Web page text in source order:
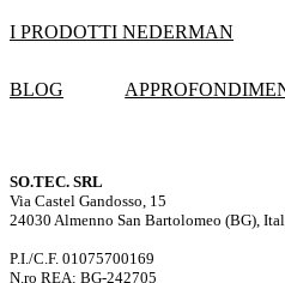
I PRODOTTI NEDERMAN
BLOG
SO.TEC. SRL
Via Castel Gandosso, 15
24030 Almenno San Bartolomeo (BG),
P.I./C.F. 01075700169
N.ro REA: BG-242705